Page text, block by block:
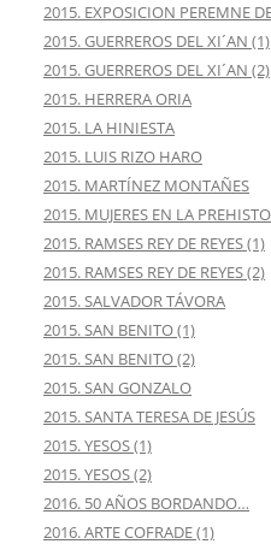
2015. EXPOSICION PEREMNE
2015. GUERREROS DEL XI´AN (1)
2015. GUERREROS DEL XI´AN (2)
2015. HERRERA ORIA
2015. LA HINIESTA
2015. LUIS RIZO HARO
2015. MARTÍNEZ MONTAÑES
2015. MUJERES EN LA
2015. RAMSES REY DE REYES (1)
2015. RAMSES REY DE REYES (2)
2015. SALVADOR TÁVORA
2015. SAN BENITO (1)
2015. SAN BENITO (2)
2015. SAN GONZALO
2015. SANTA TERESA DE JESÚS
2015. YESOS (1)
2015. YESOS (2)
2016. 50 AÑOS BORDANDO…
2016. ARTE COFRADE (1)